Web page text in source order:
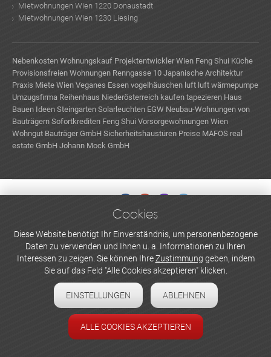
Mietwohnungen Wien 1220 Donaustadt
Mietwohnungen Wien 1230 Liesing
Nebenkosten Wohnungskauf Projektentwickler Wien Feng Shui Küche
Provisionsfreien Wohnungen Renngasse 10 Japanische Architektur
Praxis Miete Wien Veganes Essen vogelhäuschen luft luft wärmepumpe
Umzugsfirma Reihenhaus Niederösterreich kaufen tapezieren Haus
Bauen Ideen Steingarten Solarleuchten EGW Neubau-Wohnungen von
Bauträgern Sofortkrediten Feng Shui Vorsorgewohnungen Wien
Wohngut Bauträger GmbH Sicherheitshaustüren Preise MAFOS real
estate GmbH Johann Mock GmbH
WERBEN UND INSERIEREN
Newsletter abonnieren
Datenschutzerklärung
Cookie-Einstellungen
Cookies
Diese Website benötigt Ihr Einverständnis, um personenbezogene
Daten zu verwenden und Ihnen u. a. Informationen zu Ihren
Interessen zu zeigen. Sie können IhreZustimmung geben, indem
Sie auf das Feld "Alle Cookies akzeptieren" klicken.
EINSTELLUNGEN ABLEHNEN
ALLE COOKIES AKZEPTIEREN